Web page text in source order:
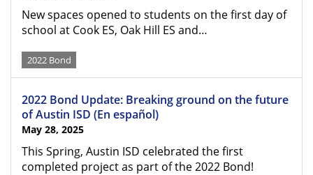
New spaces opened to students on the first day of
school at Cook ES, Oak Hill ES and…
2022 Bond
2022 Bond Update: Breaking ground on the future
of Austin ISD (En español)
May 28, 2025
This Spring, Austin ISD celebrated the first
completed project as part of the 2022 Bond!